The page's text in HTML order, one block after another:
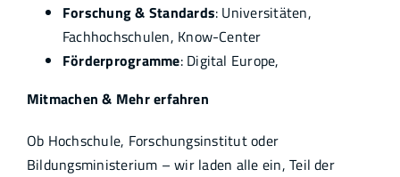
Forschung & Standards: Universitäten,
Fachhochschulen, Know-Center
Förderprogramme: Digital Europe,
Mitmachen & Mehr erfahren
Ob Hochschule, Forschungsinstitut oder
Bildungsministerium – wir laden alle ein, Teil der